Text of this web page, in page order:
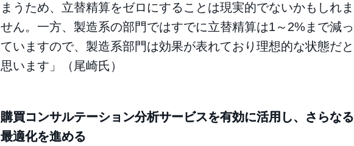
まうため、立替精算をゼロにすることは現実的でないかもしれま
せん。一方、製造系の部門ではすでに立替精算は1～2%まで減っ
ていますので、製造系部門は効果が表れており理想的な状態だと
思います」（尾崎氏）
購買コンサルテーション分析サービスを有効に活用し、さらなる
最適化を進める